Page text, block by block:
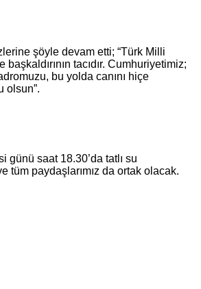
şöyle devam etti; “Türk Milli
tacıdır. Cumhuriyetimiz;
bu yolda canını hiçe
olsun”.
günü saat 18.30’da tatlı su
tüm paydaşlarımız da ortak olacak.